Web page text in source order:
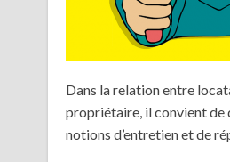
Dans la relation entre
propriétaire, il convient de
notions d’entretien et de